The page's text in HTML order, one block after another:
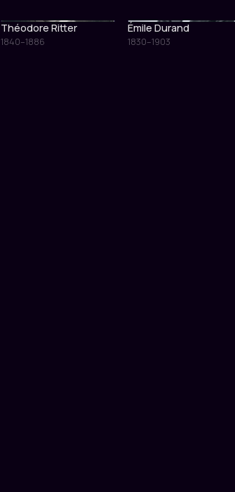
Théodore Ritter
1840–1886
Émile Durand
1830–1903